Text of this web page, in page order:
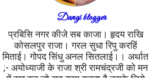
Dangi blogger
प्रबिसि नगर कीजे सब काजा। हृदय राखि
कोसलपुर राजा। गरल सुधा रिपु करहिं
मिताई। गोपद सिंधु अनल सितलाई।। अर्थात
;- अयोध्याजी के राजा श्री रामचंद्रजी को मन